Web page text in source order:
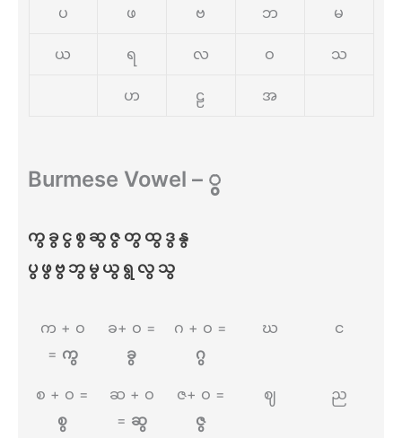
ပ ဖ ဗ ဘ မ
ယ ရ လ ဝ သ
ဟ ဠ အ
Burmese Vowel – ွ
ကွ ခွ ငွ စွ ဆွ ဇွ တွ ထွ ဒွ နွ
ပွ ဖွ ဗွ ဘွ မွ ယွ ရွ လွ သွ
က + ဝ
= ကွ
ခ+ ဝ =
ခွ
ဂ + ဝ =
ဂွ
ဃ င
စ + ​ဝ =
စွ
ဆ +​ ဝ
= ဆွ
ဇ+ ဝ =
ဇွ
ဈ ည